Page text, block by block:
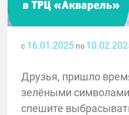
с 16.01.2025 по
Друзья, пришло
зелёными
спешите